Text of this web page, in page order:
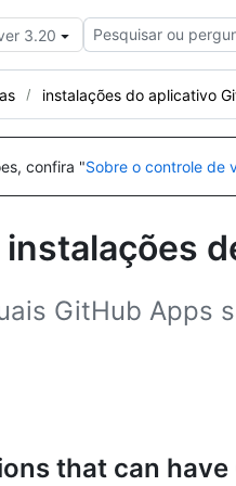
3.20 Pesquisar ou
instalações do aplicativo
confira "Sobre o controle de
instalações
GitHub
that can